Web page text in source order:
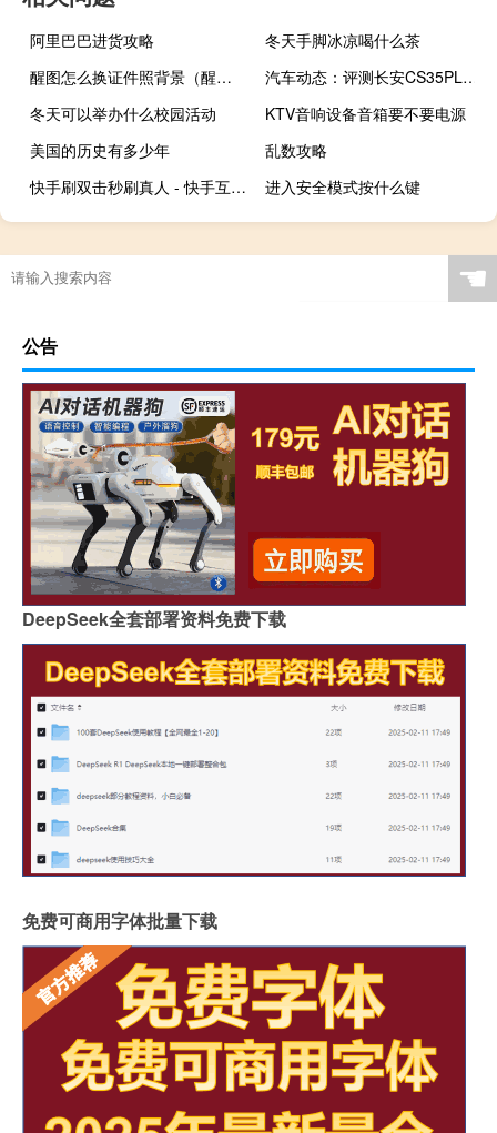
阿里巴巴进货攻略
冬天手脚冰凉喝什么茶
醒图怎么换证件照背景（醒图怎么换证件照背景）
汽车动态：评测长安CS35PLUS自动酷联版好不好及长安CS35PLUS自动畅联版怎么样
冬天可以举办什么校园活动
KTV音响设备音箱要不要电源
美国的历史有多少年
乱数攻略
快手刷双击秒刷真人 - 快手互赞软件免费苹果版_快手刷礼物主播得多少
进入安全模式按什么键
☚
公告
DeepSeek全套部署资料免费下载
免费可商用字体批量下载